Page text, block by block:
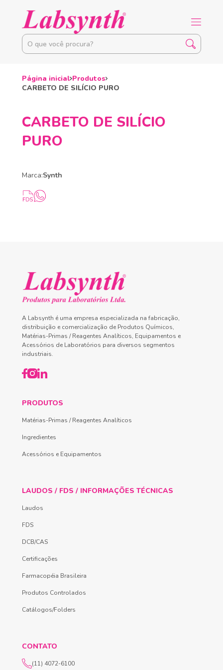
Página inicial Produtos
CARBETO DE SILÍCIO PURO
CARBETO DE SILÍCIO
PURO
Marca:Synth
A Labsynth é uma empresa especializada na fabricação,
distribuição e comercialização de Produtos Químicos,
Matérias-Primas / Reagentes Analíticos, Equipamentos e
Acessórios de Laboratórios para diversos segmentos
industriais.
PRODUTOS
Matérias-Primas / Reagentes Analíticos
Ingredientes
Acessórios e Equipamentos
LAUDOS / FDS / INFORMAÇÕES TÉCNICAS
Laudos
FDS
DCB/CAS
Certificações
Farmacopéia Brasileira
Produtos Controlados
Catálogos/Folders
CONTATO
(11) 4072-6100